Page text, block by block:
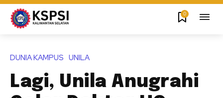
0
DUNIA KAMPUS UNILA
Lagi, Unila Anugrahi